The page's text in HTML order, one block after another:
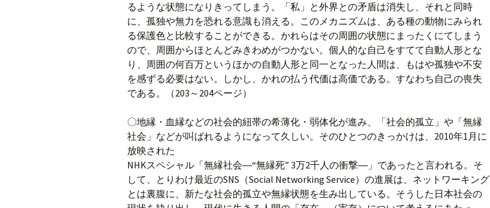
るような状態になりきってしまう。「私」と外界との矛盾は消失し、それと同時
に、孤独や無力を恐れる意識も消える。このメカニズムは、ある種の動物にみられ
る保護色と比較することができる。かれらはその周囲の状態にまったくにてしまう
ので、周囲からほとんどみきわめがつかない。個人的な自己をすてて自動人形とな
り、周囲の何百万というほかの自動人形と同一となった人間は、もはや孤独や不安
を感ずる必要はない。しかし、かれの払う代価は高価である。すなわち自己の喪失
である。（203～204ページ）
〇地縁・血縁などの社会的紐帯の希薄化・弱体化が進み、「社会的孤立」や「無縁
社会」などが叫ばれるようになって久しい。そのひとつのきっかけは、2010年1月に
放映された
NHKスペシャル「無縁社会―“無縁死” 3万2千人の衝撃―」であったと言われる。そ
して、とりわけ最近のSNS（Social Networking Service）の進展は、ネットワーキング
とは裏腹に、新たな社会的孤立や無縁状態を生み出している。そうした日本社会の